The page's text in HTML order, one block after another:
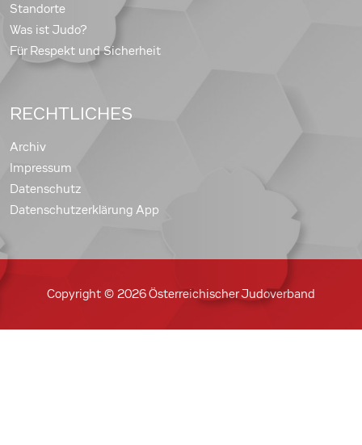
Standorte
Was ist Judo?
Für Respekt und Sicherheit
RECHTLICHES
Archiv
Impressum
Datenschutz
Datenschutzerklärung App
Copyright © 2026 Österreichischer Judoverband